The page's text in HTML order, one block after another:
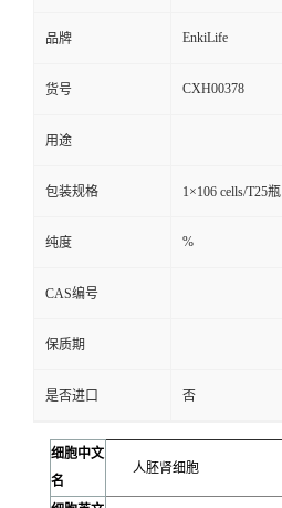
品牌 EnkiLife
货号 CXH00378
用途
包装规格 1×106 cells/T25瓶
纯度 %
CAS编号
保质期
是否进口 否
细胞中文
名
人胚肾细胞